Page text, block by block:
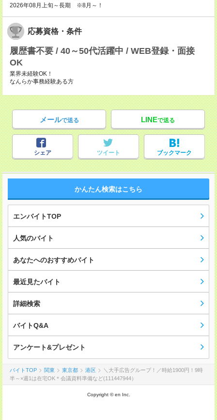
2026年08月上旬～長期 ※8月～！
応募資格・条件
履歴書不要 / 40～50代活躍中 / WEB登録・面接
OK
業界未経験OK！
なんらか事務経験ある方
メールで送る LINEで送る
シェア ツイート ブックマーク
かんたん検索はこちら
エンバイトTOP
人気のバイト
あなたへのおすすめバイト
最近見たバイト
詳細検索
バイトQ&A
アンケート&プレゼント
バイトTOP 関東 東京都 港区
＼大手広告グループ！／時給1900円！9時
半～×週1は在宅OK＊会議資料準備など(111447944）
Copyright © en Inc.